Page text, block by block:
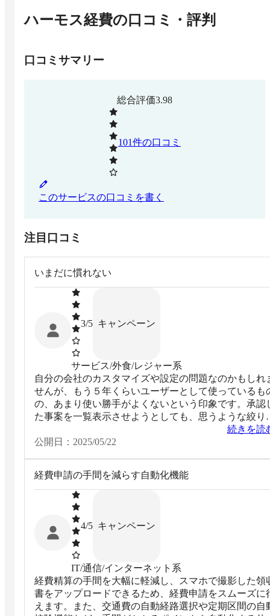
ハーモス経費の口コミ・評判
口コミサマリー
総合評価3.98
101件の口コミ
このサービスの口コミを書く
注目口コミ
いまだに慣れない
3/5 キャンペーン
サービス/外食/レジャー系
自分の会社のカスタマイズや設定の問題なのかもしれ
せんが、もう５年くらいユーザーとして使っているも
の、あまり使い勝手がよくないという印象です。承認
た事案を一覧表示させようとしても、思うような絞り
みができず、個別検索に頼ることも多いです。えきす
あとと連携した路線検索は便利に使用しています。
続きを読
公開日： 2025/05/22
経費申請の手間を減らす自動化機能
4/5 キャンペーン
IT/通信/インターネット系
経費精算の手間を大幅に軽減し、スマホで撮影した領
書をアップロードできるため、経費申請をスムーズに
えます。また、交通費の自動経路選択や定期区間の自